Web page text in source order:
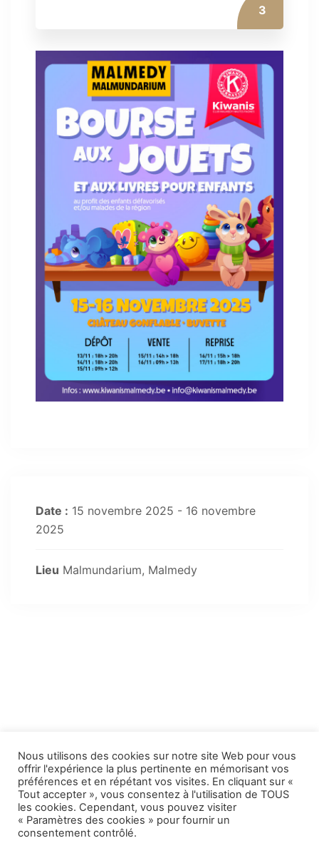
3
Date : 15 novembre 2025 - 16 novembre
2025
Lieu Malmundarium, Malmedy
Politique de confidentialité•Cookies
Copyright © Kiwanis Malmedy • Design byPigment Creative Agency
Nous utilisons des cookies sur notre site Web pour vous
offrir l'expérience la plus pertinente en mémorisant vos
préférences et en répétant vos visites. En cliquant sur «
Tout accepter », vous consentez à l'utilisation de TOUS
les cookies. Cependant, vous pouvez visiter
« Paramètres des cookies » pour fournir un
consentement contrôlé.